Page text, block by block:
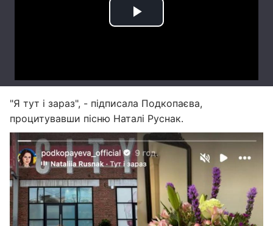
"Я тут і зараз", - підписала Подкопаєва,
процитувавши пісню Наталі Руснак.